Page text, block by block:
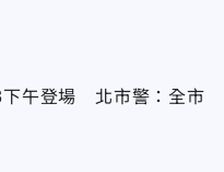
下午登場 北市警：全市